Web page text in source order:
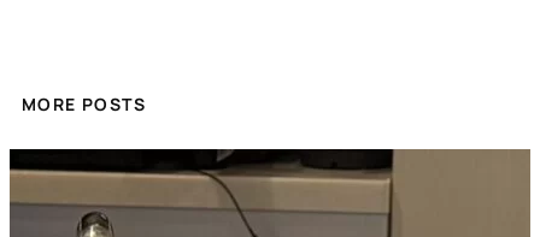
MORE POSTS